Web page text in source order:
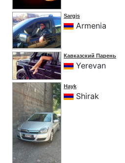
Sargis
Armenia
Кавказский Парень
Yerevan
Hayk
Shirak